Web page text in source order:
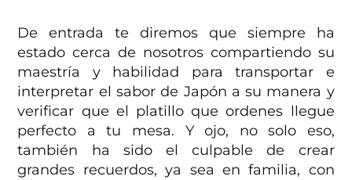
De entrada te diremos que siempre ha
estado cerca de nosotros compartiendo su
maestría y habilidad para transportar e
interpretar el sabor de Japón a su manera y
verificar que el platillo que ordenes llegue
perfecto a tu mesa. Y ojo, no solo eso,
también ha sido el culpable de crear
grandes recuerdos, ya sea en familia, con